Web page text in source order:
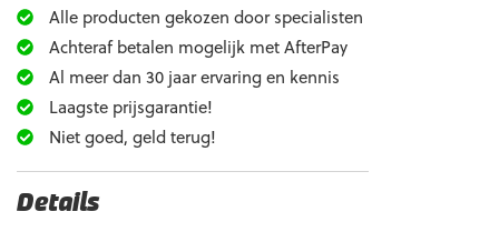
Alle producten gekozen door specialisten
Achteraf betalen mogelijk met AfterPay
Al meer dan 30 jaar ervaring en kennis
Laagste prijsgarantie!
Niet goed, geld terug!
Details